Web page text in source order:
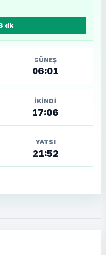
dk
GÜNEŞ
06:01
İKINDI
17:06
YATSI
21:52